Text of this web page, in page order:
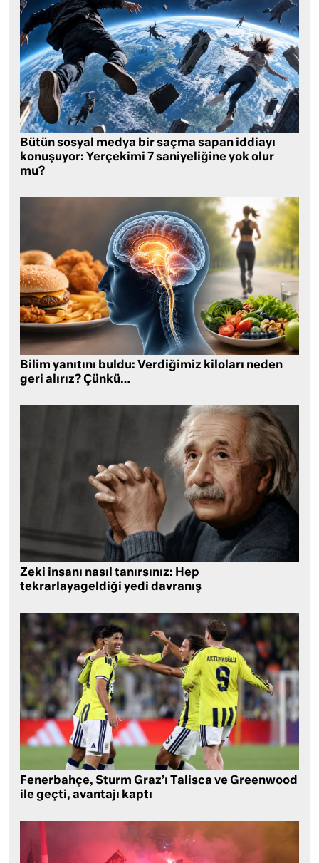
Bütün sosyal medya bir saçma sapan iddiayı
konuşuyor: Yerçekimi 7 saniyeliğine yok olur
mu?
Bilim yanıtını buldu: Verdiğimiz kiloları neden
geri alırız? Çünkü…
Zeki insanı nasıl tanırsınız: Hep
tekrarlayageldiği yedi davranış
Fenerbahçe, Sturm Graz’ı Talisca ve Greenwood
ile geçti, avantajı kaptı